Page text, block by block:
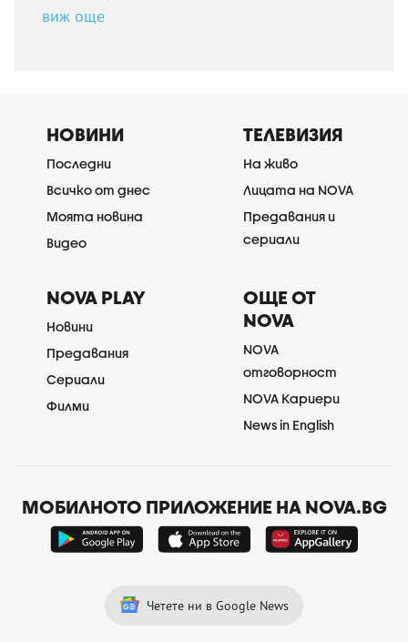
виж още
НОВИНИ
Последни
Всичко от днес
Моята новина
Видео
ТЕЛЕВИЗИЯ
На живо
Лицата на NOVA
Предавания и
сериали
NOVA PLAY
Новини
Предавания
Сериали
Филми
ОЩЕ ОТ
NOVA
NOVA
отговорност
NOVA Кариери
News in English
МОБИЛНОТО ПРИЛОЖЕНИЕ НА NOVA.BG
Четете ни в Google News